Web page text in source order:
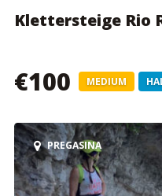
Klettersteige Rio
€100 MEDIUM
PREGASINA